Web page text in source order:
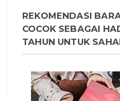
REKOMENDASI
COCOK SEBAGAI
TAHUN UNTUK